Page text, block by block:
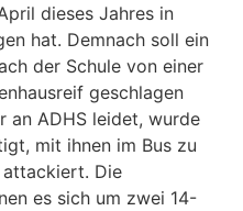
dieses Jahres in
hat. Demnach soll ein
der Schule von einer
geschlagen
an ADHS leidet, wurde
mit ihnen im Bus zu
attackiert. Die
es sich um zwei 14-